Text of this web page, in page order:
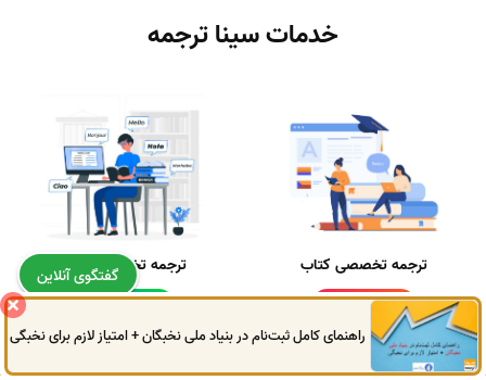
خدمات سینا ترجمه
ترجمه تخصصی کتاب
ثبت سفارش
ترجمه تخصصی مقاله
ثبت سفارش
04133250787
09149724522
راهنمای کامل ثبت‌نام در بنیاد ملی نخبگان + امتیاز لازم برای نخبگی
گفتگوی آنلاین